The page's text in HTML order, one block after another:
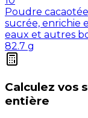
Poudre
sucrée, enrichie
eaux et autres
82.7 g
Calculez vos
entière